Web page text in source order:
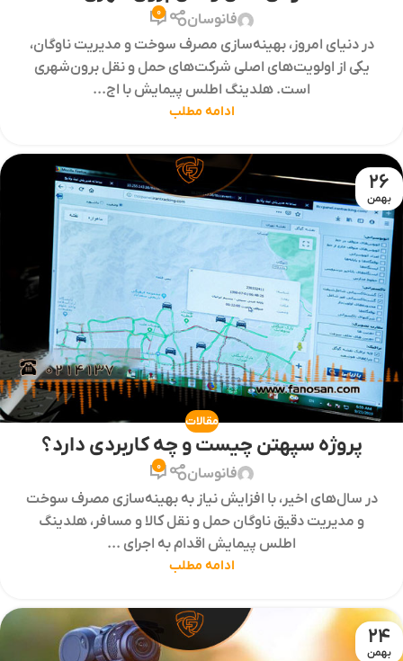
فانوسان 0
در دنیای امروز، بهینه‌سازی مصرف سوخت و مدیریت ناوگان،
یکی از اولویت‌های اصلی شرکت‌های حمل و نقل برون‌شهری
است. هلدینگ اطلس پیمایش با اج...
ادامه مطلب
26
بهمن
مقالات
پروژه سپهتن چیست و چه کاربردی دارد؟
فانوسان 0
در سال‌های اخیر، با افزایش نیاز به بهینه‌سازی مصرف سوخت
و مدیریت دقیق ناوگان حمل و نقل کالا و مسافر، هلدینگ
اطلس پیمایش اقدام به اجرای ...
ادامه مطلب
24
بهمن